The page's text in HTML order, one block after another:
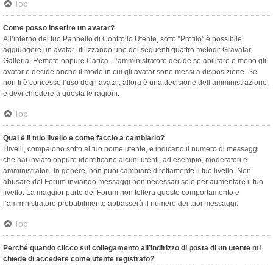
Top
Come posso inserire un avatar?
All’interno del tuo Pannello di Controllo Utente, sotto “Profilo” è possibile
aggiungere un avatar utilizzando uno dei seguenti quattro metodi: Gravatar,
Galleria, Remoto oppure Carica. L’amministratore decide se abilitare o meno gli
avatar e decide anche il modo in cui gli avatar sono messi a disposizione. Se
non ti è concesso l’uso degli avatar, allora è una decisione dell’amministrazione,
e devi chiedere a questa le ragioni.
Top
Qual è il mio livello e come faccio a cambiarlo?
I livelli, compaiono sotto al tuo nome utente, e indicano il numero di messaggi
che hai inviato oppure identificano alcuni utenti, ad esempio, moderatori e
amministratori. In genere, non puoi cambiare direttamente il tuo livello. Non
abusare del Forum inviando messaggi non necessari solo per aumentare il tuo
livello. La maggior parte dei Forum non tollera questo comportamento e
l’amministratore probabilmente abbasserà il numero dei tuoi messaggi.
Top
Perché quando clicco sul collegamento all’indirizzo di posta di un utente mi
chiede di accedere come utente registrato?